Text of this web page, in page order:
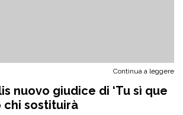
Continua a leggere
nuovo giudice di ‘Tu sì que
chi sostituirà